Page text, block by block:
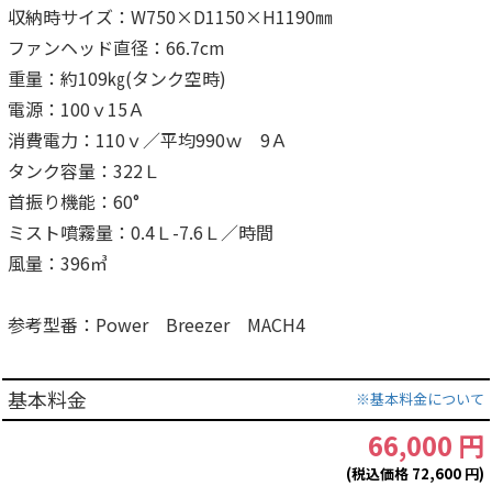
収納時サイズ：W750×D1150×H1190㎜
ファンヘッド直径：66.7cm
重量：約109㎏(タンク空時)
電源：100ｖ15Ａ
消費電力：110ｖ／平均990ｗ 9Ａ
タンク容量：322Ｌ
首振り機能：60°
ミスト噴霧量：0.4Ｌ-7.6Ｌ／時間
風量：396㎥
参考型番：Power Breezer MACH4
基本料金 ※基本料金について
66,000 円
(税込価格 72,600 円)